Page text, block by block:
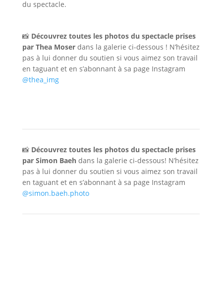
du spectacle.
📸 Découvrez toutes les photos du spectacle prises
par Thea Moserdans la galerie ci-dessous ! N’hésitez
pas à lui donner du soutien si vous aimez son travail
en taguant et en s’abonnant à sa page Instagram
@thea_img
📸 Découvrez toutes les photos du spectacle prises
par Simon Baehdans la galerie ci-dessous! N’hésitez
pas à lui donner du soutien si vous aimez son travail
en taguant et en s’abonnant à sa page Instagram
@simon.baeh.photo